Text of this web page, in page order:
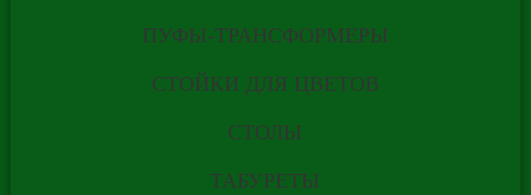
ПУФЫ-ТРАНСФОРМЕРЫ
СТОЙКИ ДЛЯ ЦВЕТОВ
СТОЛЫ
ТАБУРЕТЫ
РАССЧИТАТЬ
ПО САМОЙ НИЗКОЙ ЦЕНЕ